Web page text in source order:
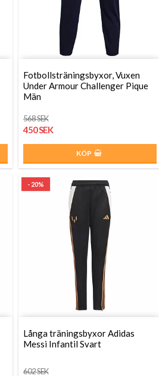
Fotbollsträningsbyxor, Vuxen
Under Armour Challenger Pique
Män
568 SEK
450 SEK
KÖP
- 20%
Långa träningsbyxor Adidas
Messi Infantil Svart
602 SEK